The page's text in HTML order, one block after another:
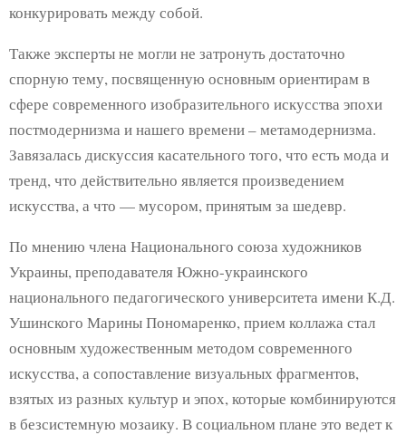
конкурировать между собой.
Также эксперты не могли не затронуть достаточно
спорную тему, посвященную основным ориентирам в
сфере современного изобразительного искусства эпохи
постмодернизма и нашего времени – метамодернизма.
Завязалась дискуссия касательного того, что есть мода и
тренд, что действительно является произведением
искусства, а что — мусором, принятым за шедевр.
По мнению члена Национального союза художников
Украины, преподавателя Южно-украинского
национального педагогического университета имени К.Д.
Ушинского Марины Пономаренко, прием коллажа стал
основным художественным методом современного
искусства, а сопоставление визуальных фрагментов,
взятых из разных культур и эпох, которые комбинируются
в безсистемную мозаику. В социальном плане это ведет к